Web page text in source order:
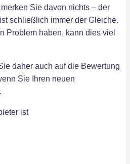
Sie davon nichts – der
schließlich immer der Gleiche.
Problem haben, kann dies viel
daher auch auf die Bewertung
Sie Ihren neuen